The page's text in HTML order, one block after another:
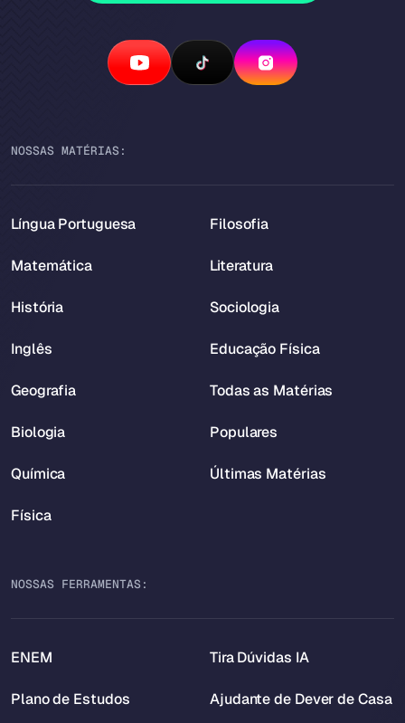
NOSSAS MATÉRIAS:
Língua Portuguesa
Matemática
História
Inglês
Geografia
Biologia
Química
Física
Filosofia
Literatura
Sociologia
Educação Física
Todas as Matérias
Populares
Últimas Matérias
NOSSAS FERRAMENTAS:
ENEM
Plano de Estudos
Tira Dúvidas IA
Ajudante de Dever de Casa